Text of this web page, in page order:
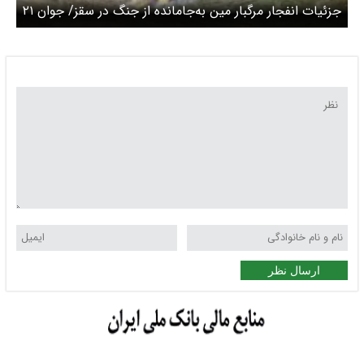
جزئیات انفجار مرگبار مین به‌جامانده از جنگ در سقز/ جوان ۲۱
ساله جان خود را از دست داد
ارسال نظر